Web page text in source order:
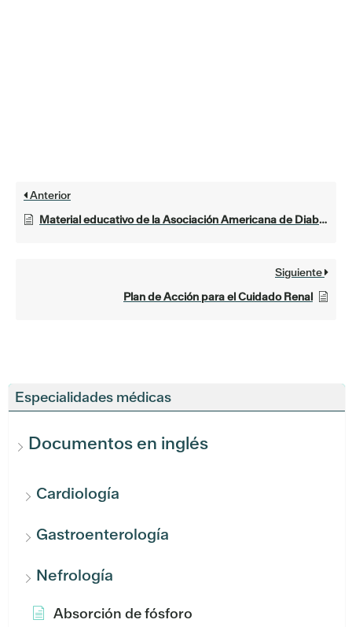
Especialidades médicas
Documentos en inglés
Cardiología
Gastroenterología
Nefrología
Absorción de fósforo
Anterior
Material educativo de la Asociación Americana de Diabetes
Siguiente
Plan de Acción para el Cuidado Renal